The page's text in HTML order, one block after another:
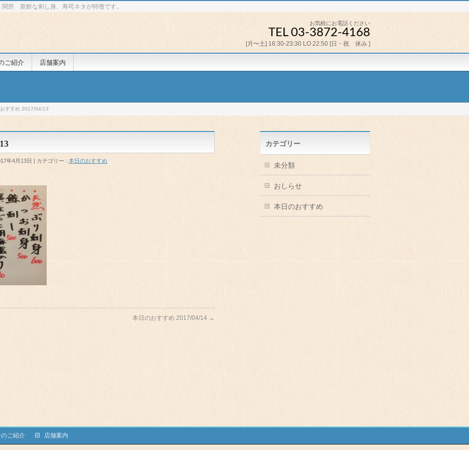
所 新鮮な刺し身、寿司ネタが特徴です。
お気軽にお電話ください
TEL 03-3872-4168
[月〜土] 16:30-23:30 LO 22:50 [日・祝 休み ]
ご紹介 店舗案内
すすめ 2017/04/13
年4月13日 カテゴリー : 本日のおすすめ
本日のおすすめ 2017/04/14 →
カテゴリー
未分類
おしらせ
本日のおすすめ
のご紹介 店舗案内